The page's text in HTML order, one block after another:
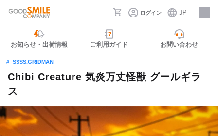
ログイン JP
採用情報
お知らせ・出荷情報 ご利用ガイド お問い合わせ
SSSS.GRIDMAN
Chibi Creature 気炎万丈怪獣 グールギラ
ス